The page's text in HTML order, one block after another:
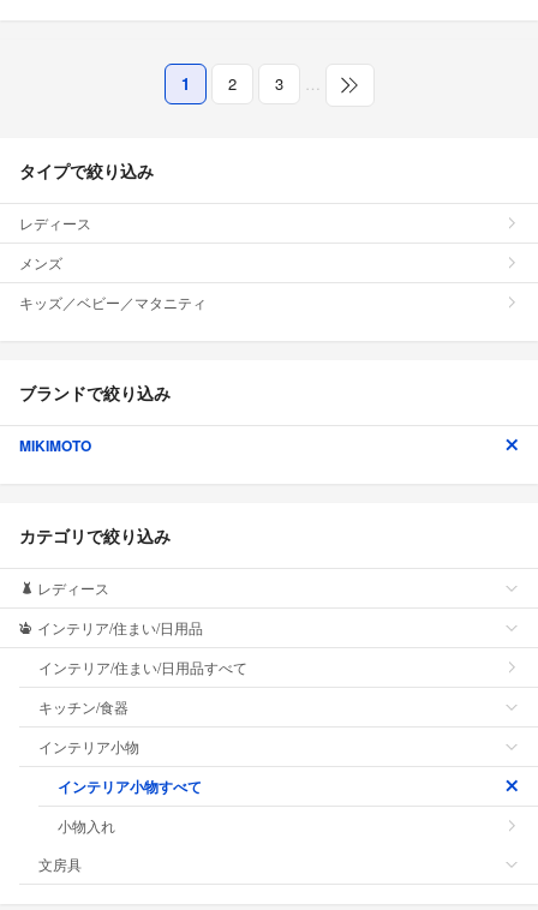
1 2 3 …
タイプで絞り込み
レディース
メンズ
キッズ／ベビー／マタニティ
ブランドで絞り込み
MIKIMOTO
カテゴリで絞り込み
レディース
インテリア/住まい/日用品
インテリア/住まい/日用品すべて
キッチン/食器
インテリア小物
インテリア小物すべて
小物入れ
文房具